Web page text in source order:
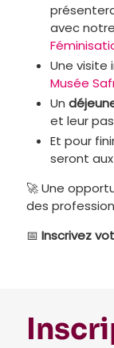
avec notre
Une visite
Musée
Un
et leur
Et pour
seront
🚀 Une
des
📅 Inscrivez